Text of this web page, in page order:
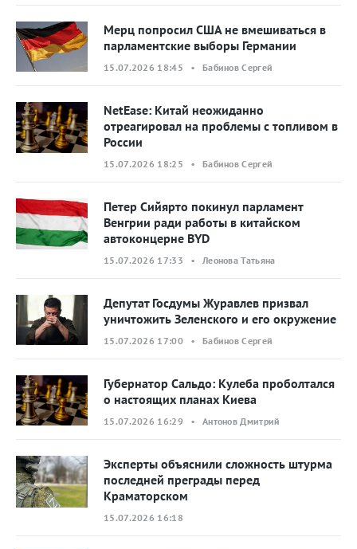
Мерц попросил США не вмешиваться в
парламентские выборы Германии
15.07.2026 18:45 • Бабинов Сергей
NetEase: Китай неожиданно
отреагировал на проблемы с топливом в
России
15.07.2026 18:25 • Бабинов Сергей
Петер Сийярто покинул парламент
Венгрии ради работы в китайском
автоконцерне BYD
15.07.2026 17:33 • Леонова Татьяна
Депутат Госдумы Журавлев призвал
уничтожить Зеленского и его окружение
15.07.2026 17:00 • Бабинов Сергей
Губернатор Сальдо: Кулеба проболтался
о настоящих планах Киева
15.07.2026 16:29 • Антонов Дмитрий
Эксперты объяснили сложность штурма
последней преграды перед
Краматорском
15.07.2026 16:18